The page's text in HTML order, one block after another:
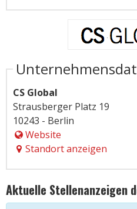
CS Global
Strausberger Platz 19
10243 - Berlin
Website
Standort anzeigen
Aktuelle Stellenanzeigen